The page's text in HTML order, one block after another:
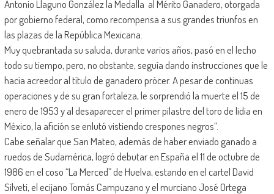
Antonio Llaguno González la Medalla al Mérito Ganadero, otorgada
por gobierno federal, como recompensa a sus grandes triunfos en
las plazas de la República Mexicana.
Muy quebrantada su saluda, durante varios años, pasó en el lecho
todo su tiempo, pero, no obstante, seguía dando instrucciones que le
hacía acreedor al título de ganadero prócer. A pesar de continuas
operaciones y de su gran fortaleza, le sorprendió la muerte el 15 de
enero de 1953 y al desaparecer el primer pilastre del toro de lidia en
México, la afición se enlutó vistiendo crespones negros”.
Cabe señalar que San Mateo, además de haber enviado ganado a
ruedos de Sudamérica, logró debutar en España el 11 de octubre de
1986 en el coso “La Merced” de Huelva, estando en el cartel David
Silveti, el ecijano Tomás Campuzano y el murciano José Ortega